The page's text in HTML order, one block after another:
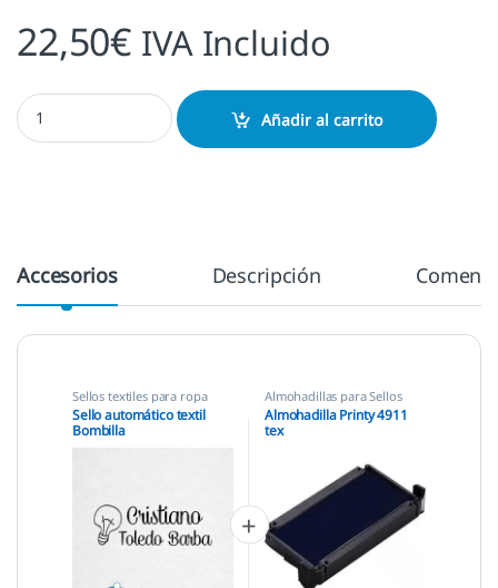
22,50€ IVA Incluido
Sello automático textil Bombilla cantidad
Añadir al carrito
Accesorios Descripción
Sellos textiles para ropa
Sello automático textil
Bombilla
Almohadillas para Sellos
Automáticos ,Almohadillas
Trodat,Sellos textiles para
ropa
Almohadilla Printy 4911
tex